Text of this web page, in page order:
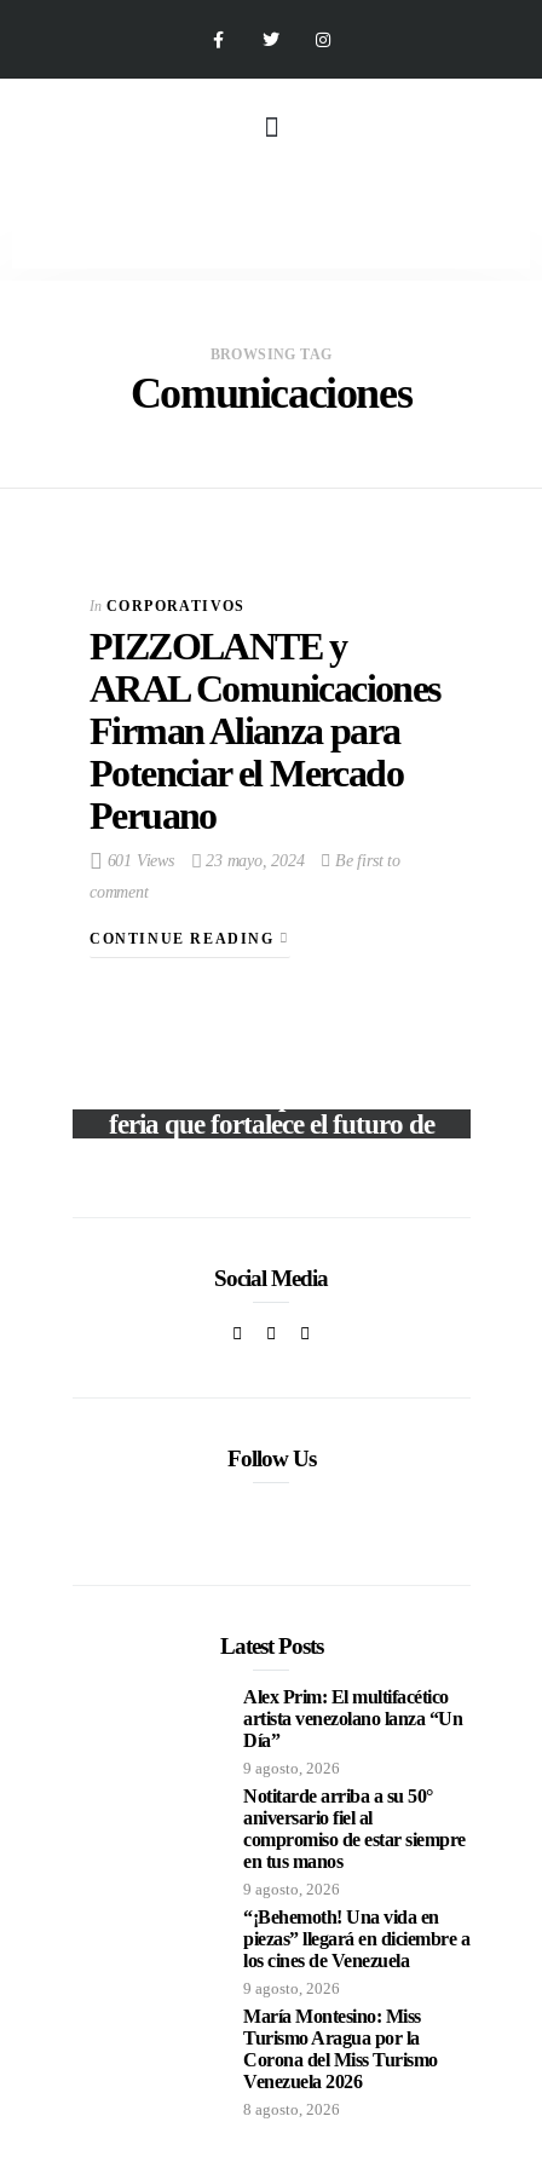
BROWSING TAG
Comunicaciones
In CORPORATIVOS
PIZZOLANTE y
ARAL Comunicaciones
Firman Alianza para
Potenciar el Mercado
Peruano
601 Views 23 mayo, 2024
Be first to
comment
CONTINUE READING
feria que fortalece el futuro de
Social Media
Follow Us
Latest Posts
Alex Prim: El multifacético
artista venezolano lanza “Un
Día”
9 agosto, 2026
Notitarde arriba a su 50°
aniversario fiel al
compromiso de estar siempre
en tus manos
9 agosto, 2026
“¡Behemoth! Una vida en
piezas” llegará en diciembre a
los cines de Venezuela
9 agosto, 2026
María Montesino: Miss
Turismo Aragua por la
Corona del Miss Turismo
Venezuela 2026
8 agosto, 2026